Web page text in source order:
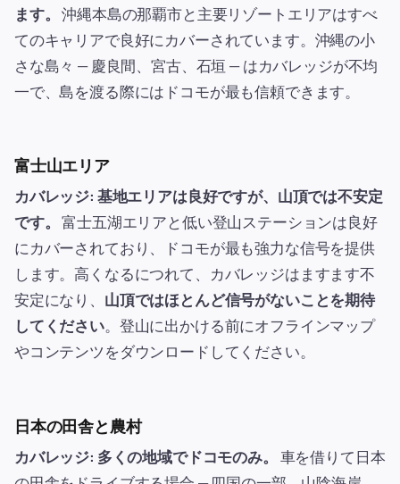
ます。 沖縄本島の那覇市と主要リゾートエリアはすべ
てのキャリアで良好にカバーされています。沖縄の小
さな島々 — 慶良間、宮古、石垣 — はカバレッジが不均
一で、島を渡る際にはドコモが最も信頼できます。
富士山エリア
カバレッジ: 基地エリアは良好ですが、山頂では不安定
です。 富士五湖エリアと低い登山ステーションは良好
にカバーされており、ドコモが最も強力な信号を提供
します。高くなるにつれて、カバレッジはますます不
安定になり、 山頂ではほとんど信号がないことを期待
してください。登山に出かける前にオフラインマップ
やコンテンツをダウンロードしてください。
日本の田舎と農村
カバレッジ: 多くの地域でドコモのみ。
車を借りて日本